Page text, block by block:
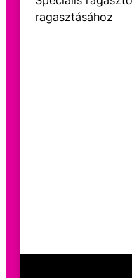
ragasztásához